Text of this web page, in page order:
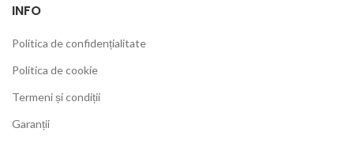
INFO
Politica de confidențialitate
Politica de cookie
Termeni și condiții
Garanții